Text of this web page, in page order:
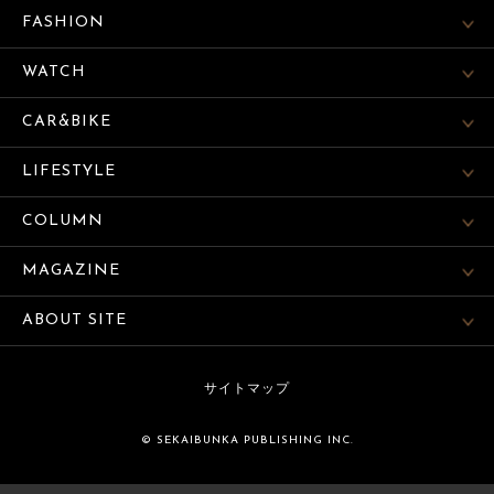
FASHION
WATCH
CAR&BIKE
LIFESTYLE
COLUMN
MAGAZINE
ABOUT SITE
サイトマップ
© SEKAIBUNKA PUBLISHING INC.